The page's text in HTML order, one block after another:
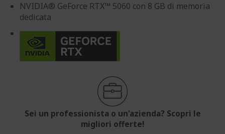
NVIDIA® GeForce RTX™ 5060 con 8 GB di memoria
dedicata
Sei un professionista o un'azienda? Scopri le
migliori offerte!